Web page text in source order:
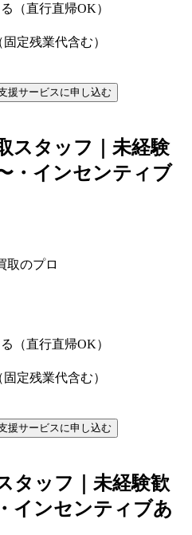
（直行直帰OK）
定残業代含む）
援サービスに申し込む
スタッフ｜未経験
・インセンティブ
取のプロ
（直行直帰OK）
定残業代含む）
援サービスに申し込む
タッフ｜未経験歓
インセンティブあ